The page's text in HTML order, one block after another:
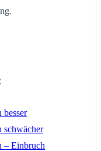
schwächer
– Einbruch